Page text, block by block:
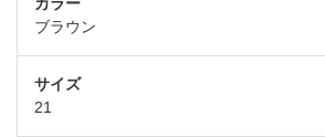
ブラウン
21